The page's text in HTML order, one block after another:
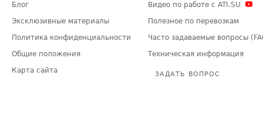
Блог
Эксклюзивные материалы
Политика конфиденциальности
Общие положения
Карта сайта
Видео по работе с ATI.SU
Полезное по перевозкам
Часто задаваемые вопросы
Техническая информация
ЗАДАТЬ ВОПРОС